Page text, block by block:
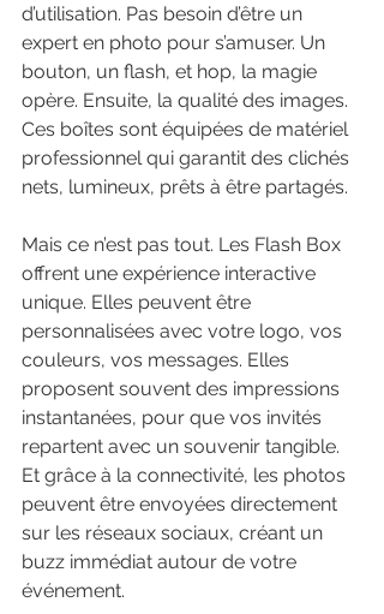
d’utilisation. Pas besoin d’être un
expert en photo pour s’amuser. Un
bouton, un flash, et hop, la magie
opère. Ensuite, la qualité des images.
Ces boîtes sont équipées de matériel
professionnel qui garantit des clichés
nets, lumineux, prêts à être partagés.
Mais ce n’est pas tout. Les Flash Box
offrent une expérience interactive
unique. Elles peuvent être
personnalisées avec votre logo, vos
couleurs, vos messages. Elles
proposent souvent des impressions
instantanées, pour que vos invités
repartent avec un souvenir tangible.
Et grâce à la connectivité, les photos
peuvent être envoyées directement
sur les réseaux sociaux, créant un
buzz immédiat autour de votre
événement.